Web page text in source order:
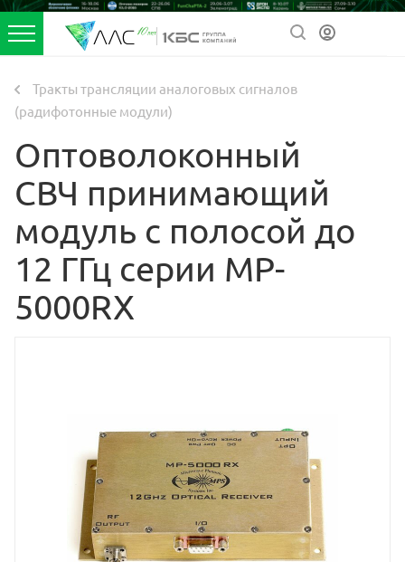
Тракты трансляции аналоговых сигналов
(радифотонные модули)
Оптоволоконный
СВЧ принимающий
модуль с полосой до
12 ГГц серии MP-
5000RX